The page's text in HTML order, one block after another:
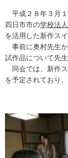
平成２８年３月
四日市市の学校法
を活用した新作ス
事前に奥村先生
試作品について先
同会では、新作ス
を予定されており
「研